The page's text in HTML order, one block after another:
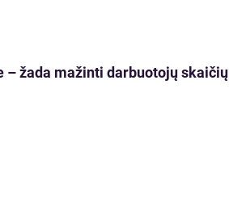
– žada mažinti darbuotojų skaičių